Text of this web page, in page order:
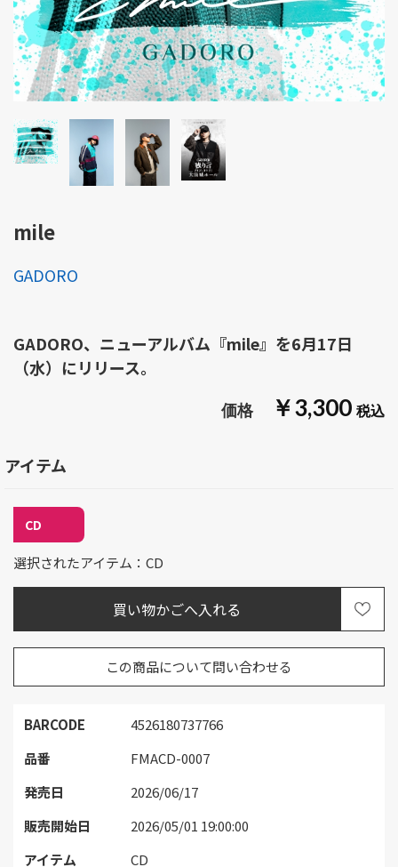
mile
￥3,300
BARCODE
4526180737766
品番
FMACD-0007
発売日
2026/06/17
販売開始日
2026/05/01 19:00:00
アイテム
CD
アイテム
CD
選択されたアイテム：CD
この商品について問い合わせる
GADORO
GADORO、ニューアルバム『mile』を6月17日
（水）にリリース。